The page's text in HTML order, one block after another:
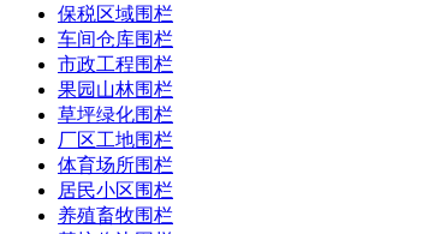
保税区域围栏
车间仓库围栏
市政工程围栏
果园山林围栏
草坪绿化围栏
厂区工地围栏
体育场所围栏
居民小区围栏
养殖畜牧围栏